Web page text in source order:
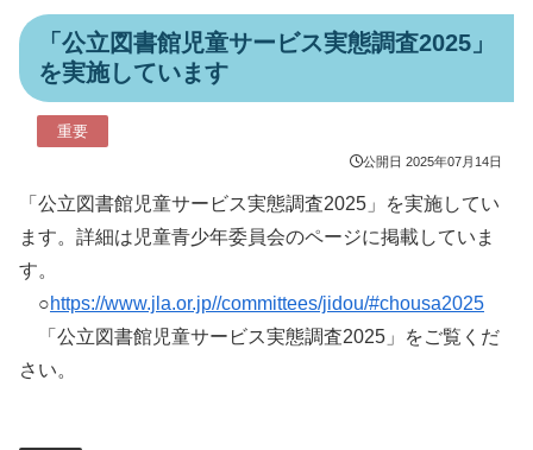
「公立図書館児童サービス実態調査2025」
を実施しています
重要
公開日 2025年07月14日
「公立図書館児童サービス実態調査2025」を実施してい
ます。詳細は児童青少年委員会のページに掲載していま
す。
○https://www.jla.or.jp//committees/jidou/#chousa2025
「公立図書館児童サービス実態調査2025」をご覧くだ
さい。